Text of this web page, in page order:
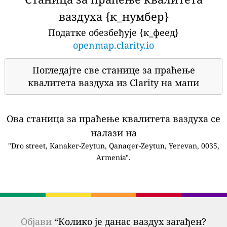
ваздуха {к_нумбер}
Податке обезбеђује {к_феед}
openmap.clarity.io
Погледајте све станице за праћење
квалитета ваздуха из Clarity на мапи
Ова станица за праћење квалитета ваздуха се
налази на
"Dro street, Kanaker-Zeytun, Qanaqer-Zeytun, Yerevan, 0035,
Armenia".
Објави “Колико је данас ваздух загађен?